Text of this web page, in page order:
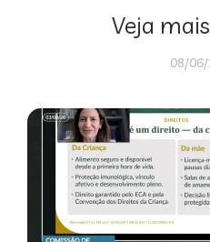
Veja
08/